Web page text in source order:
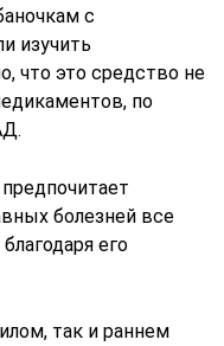
с
изучить
что это средство не
по
болезней все
его
так и раннем